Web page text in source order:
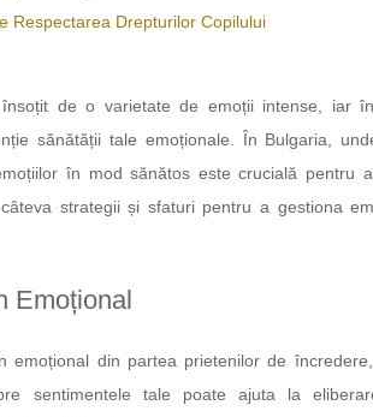
Respectarea Drepturilor Copilului
de o varietate de emoții intense, iar
sănătății tale emoționale. În Bulgaria,
în mod sănătos este crucială pentru
strategii și sfaturi pentru a gestiona
Emoțional
emoțional din partea prietenilor de
sentimentele tale poate ajuta la